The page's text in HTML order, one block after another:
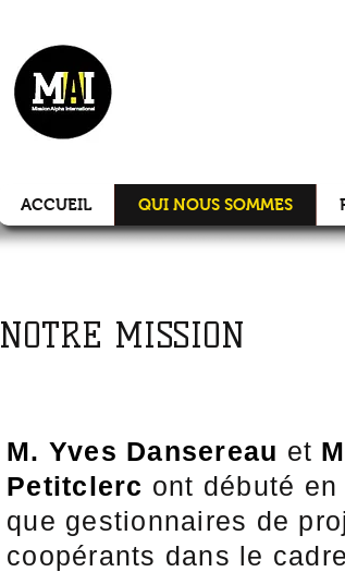
NOTRE MISSION
M. Yves Dansereau et
Petitclerc ont débuté
que gestionnaires de
coopérants dans le
ACCUEIL QUI NOUS SOMMES